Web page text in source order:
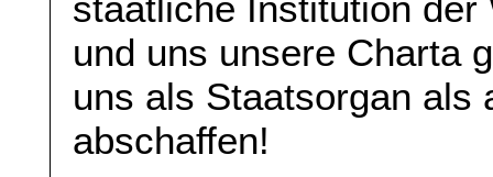
und uns unsere Charta
uns als Staatsorgan als
abschaffen!